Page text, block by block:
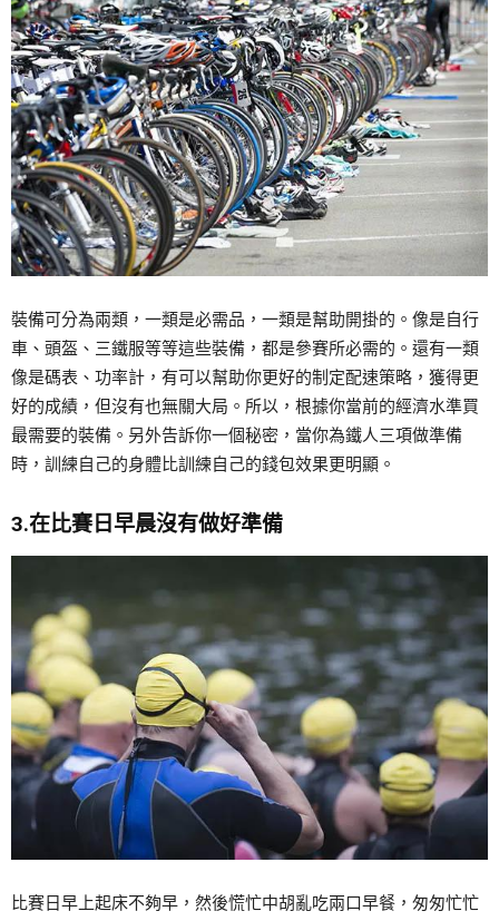
裝備可分為兩類，一類是必需品，一類是幫助開掛的。像是自行
車、頭盔、三鐵服等等這些裝備，都是參賽所必需的。還有一類
像是碼表、功率計，有可以幫助你更好的制定配速策略，獲得更
好的成績，但沒有也無關大局。所以，根據你當前的經濟水準買
最需要的裝備。另外告訴你一個秘密，當你為鐵人三項做準備
時，訓練自己的身體比訓練自己的錢包效果更明顯。
3.在比賽日早晨沒有做好準備
比賽日早上起床不夠早，然後慌忙中胡亂吃兩口早餐，匆匆忙忙